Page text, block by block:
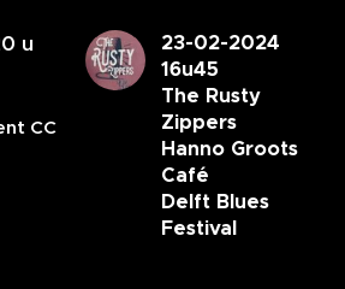
u
CC
23-02-2024
16u45
The Rusty
Zippers
Hanno Groots
Café
Delft Blues
Festival